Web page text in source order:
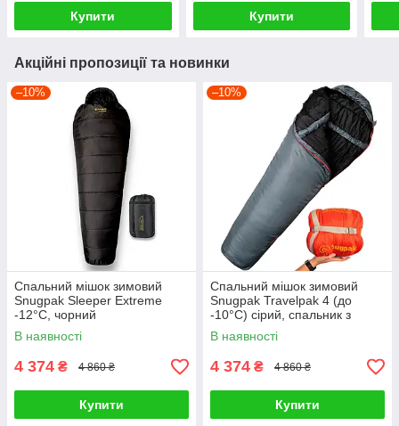
Купити Купити
Акційні пропозиції та новинки
–10%
Спальний мішок зимовий
Snugpak Sleeper Extreme
-12°C, чорний
В наявності
4 374 ₴ 4 860 ₴
Купити
–10%
Спальний мішок зимовий
Snugpak Travelpak 4 (до
-10°С) сірий, спальник з
москітною сіткою
В наявності
4 374 ₴ 4 860 ₴
Купити